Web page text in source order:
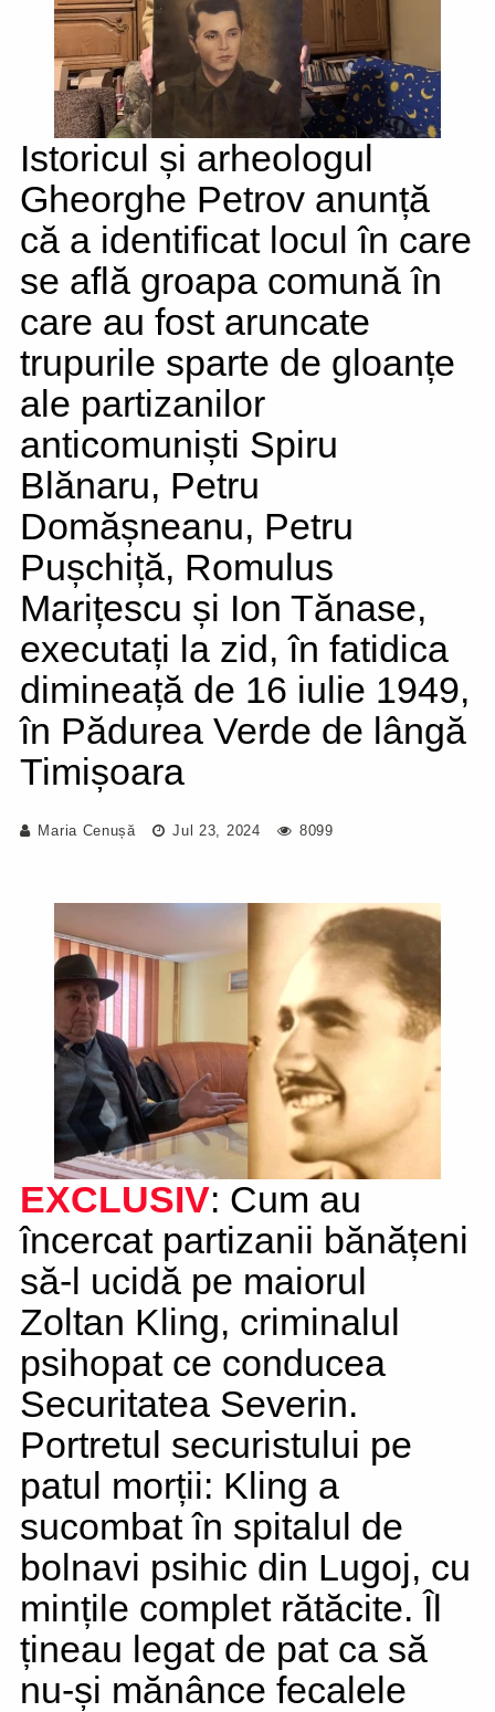
Istoricul și arheologul
Gheorghe Petrov anunță
că a identificat locul în care
se află groapa comună în
care au fost aruncate
trupurile sparte de gloanțe
ale partizanilor
anticomuniști Spiru
Blănaru, Petru
Domășneanu, Petru
Pușchiță, Romulus
Marițescu și Ion Tănase,
executați la zid, în fatidica
dimineață de 16 iulie 1949,
în Pădurea Verde de lângă
Timișoara
Maria Cenușă Jul 23, 2024 8099
EXCLUSIV: Cum au
încercat partizanii bănățeni
să-l ucidă pe maiorul
Zoltan Kling, criminalul
psihopat ce conducea
Securitatea Severin.
Portretul securistului pe
patul morții: Kling a
sucombat în spitalul de
bolnavi psihic din Lugoj, cu
mințile complet rătăcite. Îl
țineau legat de pat ca să
nu-și mănânce fecalele